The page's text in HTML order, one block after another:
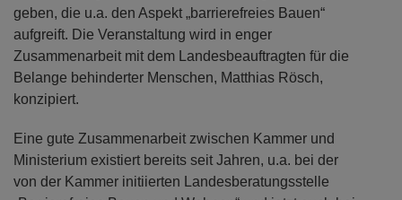
geben, die u.a. den Aspekt „barrierefreies Bauen“
aufgreift. Die Veranstaltung wird in enger
Zusammenarbeit mit dem Landesbeauftragten für die
Belange behinderter Menschen, Matthias Rösch,
konzipiert.
Eine gute Zusammenarbeit zwischen Kammer und
Ministerium existiert bereits seit Jahren, u.a. bei der
von der Kammer initiierten Landesberatungsstelle